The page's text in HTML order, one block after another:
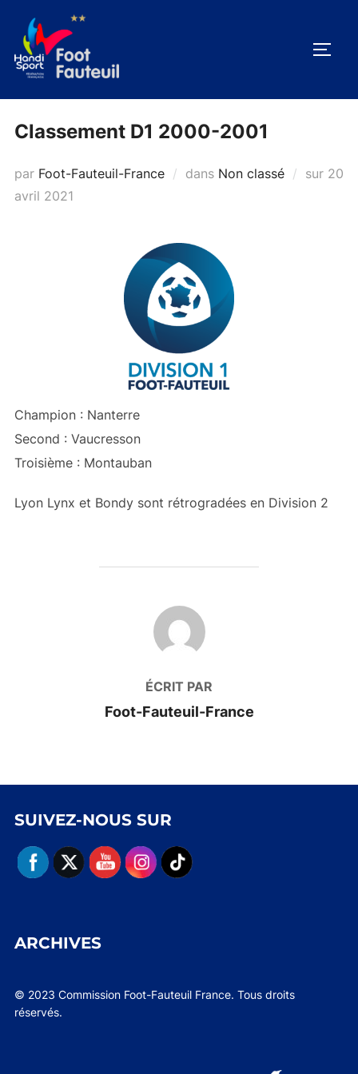
contenu
Classement D1 2000-2001
par Foot-Fauteuil-France dans Non classé sur 20
avril 2021
Champion : Nanterre
Second : Vaucresson
Troisième : Montauban
Lyon Lynx et Bondy sont rétrogradées en Division 2
AUTEUR DE LA PUBLICATION
ÉCRIT PAR
Foot-Fauteuil-France
SUIVEZ-NOUS SUR
ARCHIVES
© 2023 Commission Foot-Fauteuil France. Tous droits
réservés.